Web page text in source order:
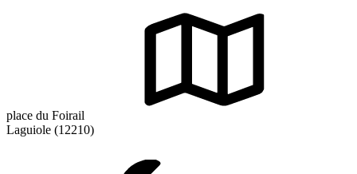
place du Foirail
Laguiole (12210)